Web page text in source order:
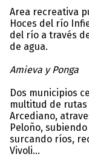
Area recreativa
Hoces del río
del río a través
de agua.
Amieva y Ponga
Dos municipios
multitud de
Arcediano,
Peloño,
surcando ríos,
Vivoli…